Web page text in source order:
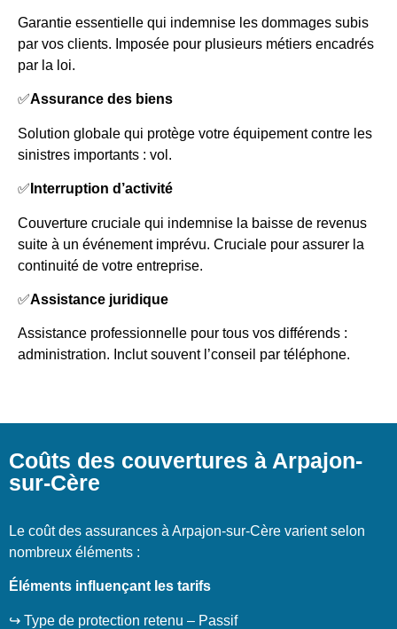
Garantie essentielle qui indemnise les dommages subis
par vos clients. Imposée pour plusieurs métiers encadrés
par la loi.
✅Assurance des biens
Solution globale qui protège votre équipement contre les
sinistres importants : vol.
✅ Interruption d’activité
Couverture cruciale qui indemnise la baisse de revenus
suite à un événement imprévu. Cruciale pour assurer la
continuité de votre entreprise.
✅Assistance juridique
Assistance professionnelle pour tous vos différends :
administration. Inclut souvent l’conseil par téléphone.
Coûts des couvertures à Arpajon-
sur-Cère
Le coût des assurances à Arpajon-sur-Cère varient selon
nombreux éléments :
Éléments influençant les tarifs
↪️ Type de protection retenu – Passif